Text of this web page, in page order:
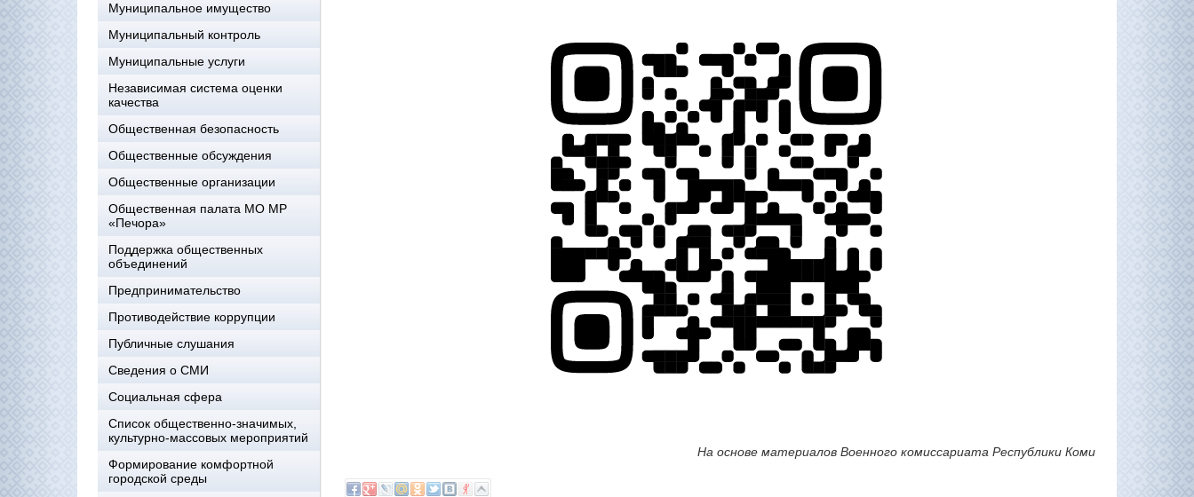
Муниципальное имущество
Муниципальный контроль
Муниципальные услуги
Независимая система оценки
качества
Общественная безопасность
Общественные обсуждения
Общественные организации
Общественная палата МО МР
«Печора»
Поддержка общественных
объединений
Предпринимательство
Противодействие коррупции
Публичные слушания
Сведения о СМИ
Социальная сфера
Список общественно-значимых,
культурно-массовых мероприятий
Формирование комфортной
городской среды
На основе материалов Военного комиссариата Республики Коми